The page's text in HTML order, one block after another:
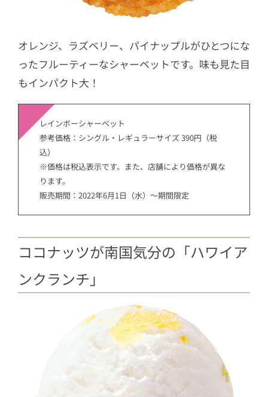
オレンジ、ラズベリー、パイナップルがひとつにな
ったフルーティーなシャーベットです。味も見た目
もインパクト大！
レインボーシャーベット
参考価格：シングル・レギュラーサイズ 390円（税
込）
※価格は税込表示です。また、店舗により価格が異な
ります。
販売期間： 2022年6月1日（水）～期間限定
ココナッツが南国気分の「ハワイア
ンクランチ」